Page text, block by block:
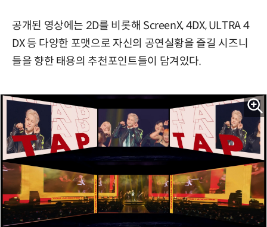
공개된 영상에는 2D를 비롯해 ScreenX, 4DX, ULTRA 4
DX 등 다양한 포맷으로 자신의 공연실황을 즐길 시즈니
들을 향한 태용의 추천포인트들이 담겨있다.